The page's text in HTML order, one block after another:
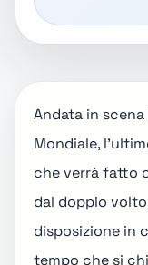
Andata in
Mondiale,
che verrà fatto
dal doppio
disposizione in
tempo che si